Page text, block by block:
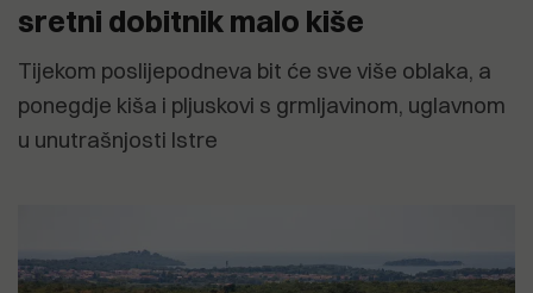
sretni dobitnik malo kiše
Tijekom poslijepodneva bit će sve više oblaka, a
ponegdje kiša i pljuskovi s grmljavinom, uglavnom
u unutrašnjosti Istre